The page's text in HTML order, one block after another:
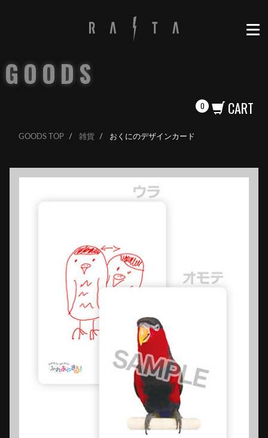
GOODS
0 CART
GOODS TOP 雑貨 おくにのデザインカード